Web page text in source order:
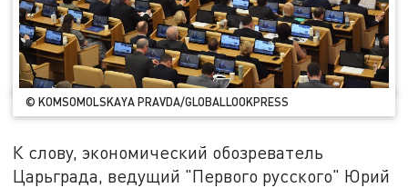
© KOMSOMOLSKAYA PRAVDA/GLOBALLOOKPRESS
К слову, экономический обозреватель
Царьграда, ведущий "Первого русского" Юрий